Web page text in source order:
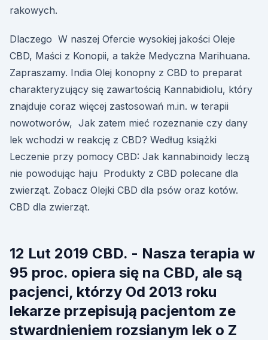
rakowych.
Dlaczego W naszej Ofercie wysokiej jakości Oleje
CBD, Maści z Konopii, a także Medyczna Marihuana.
Zapraszamy. India Olej konopny z CBD to preparat
charakteryzujący się zawartością Kannabidiolu, który
znajduje coraz więcej zastosowań m.in. w terapii
nowotworów, Jak zatem mieć rozeznanie czy dany
lek wchodzi w reakcję z CBD? Według książki
Leczenie przy pomocy CBD: Jak kannabinoidy leczą
nie powodując haju Produkty z CBD polecane dla
zwierząt. Zobacz Olejki CBD dla psów oraz kotów.
CBD dla zwierząt.
12 Lut 2019 CBD. - Nasza terapia w
95 proc. opiera się na CBD, ale są
pacjenci, którzy Od 2013 roku
lekarze przepisują pacjentom ze
stwardnieniem rozsianym lek o Z